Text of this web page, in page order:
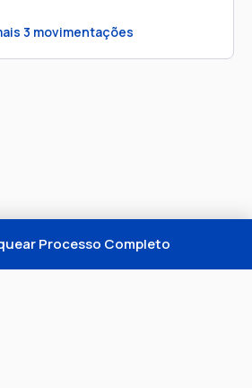
3 movimentações
Processo Completo